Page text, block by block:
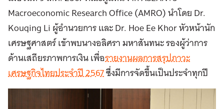
Macroeconomic Research Office (AMRO) นำโดย Dr.
Kouqing Li ผู้อำนวยการ และ Dr. Hoe Ee Khor หัวหน้านัก
เศรษฐศาสตร์ เข้าพบนางอลิศรา มหาสันทนะ รองผู้ว่าการ
ด้านเสถียรภาพการเงิน เพื่อรายงานผลการสรุปภาวะ
เศรษฐกิจไทยประจำปี 2567ซึ่งมีการจัดขึ้นเป็นประจำทุกปี